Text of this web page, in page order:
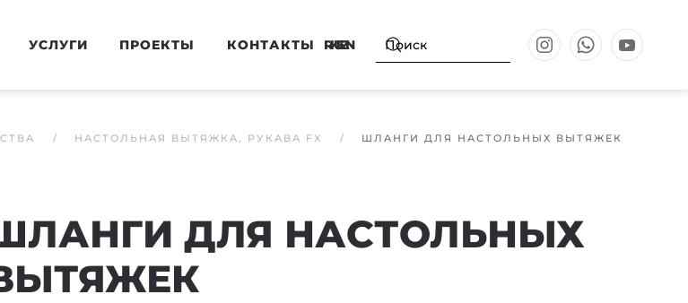
УСЛУГИ ПРОЕКТЫ КОНТАКТЫ RU
KZ
EN
НАСТОЛЬНАЯ ВЫТЯЖКА, РУКАВА FX ШЛАНГИ ДЛЯ НАСТОЛЬНЫХ ВЫТЯЖЕК
ДЛЯ НАСТОЛЬНЫХ